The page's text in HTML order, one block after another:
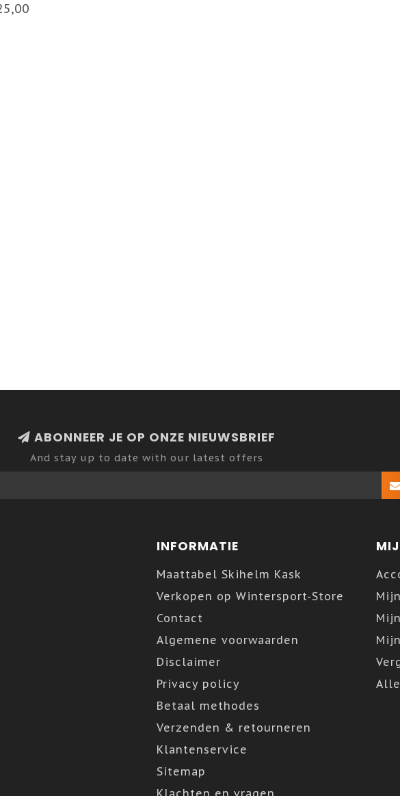
ABONNEER JE OP ONZE NIEUWSBRIEF
And stay up to date with our latest offers
INFORMATIE
Maattabel Skihelm Kask
Verkopen op Wintersport-Store
Contact
Algemene voorwaarden
Disclaimer
Privacy policy
Betaal methodes
Verzenden & retourneren
Klantenservice
Sitemap
Klachten en vragen